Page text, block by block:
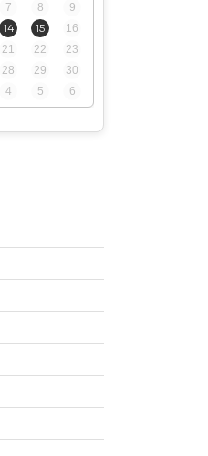
7 8
9
14 15
16
21 22
23
28 29
30
4 5 6